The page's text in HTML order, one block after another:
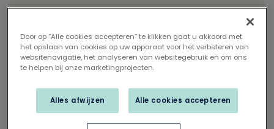
Aangepast glas voor
minder doorlaatbaarheid
Deel dit artikel op
Door op “Alle cookies accepteren” te klikken gaat u akkoord met
het opslaan van cookies op uw apparaat voor het verbeteren van
websitenavigatie, het analyseren van websitegebruik en om ons
te helpen bij onze marketingprojecten.
Alles afwijzen Alle cookies accepteren